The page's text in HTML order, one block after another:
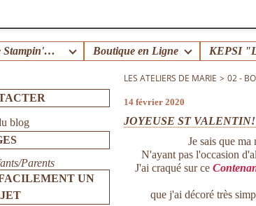
Démonstratrice Stampin'Up ! Boutique en Ligne
blog
Parents
UN
LES ATELIERS DE MARIE > 02 -
14 février 2020
JOYEUSE ST VALENTIN!
Je sais que
N'ayant pas l'occasion
J'ai craqué sur ce C
que j'ai décoré très